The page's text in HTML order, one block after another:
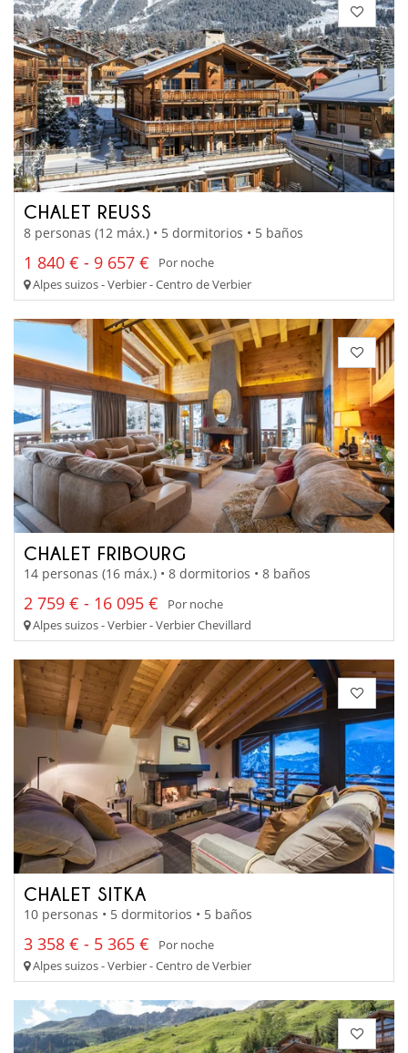
CHALET REUSS
8 personas (12 máx.) • 5 dormitorios • 5 baños
1 840 € - 9 657 €
Por noche
Alpes suizos - Verbier - Centro de Verbier
CHALET FRIBOURG
14 personas (16 máx.) • 8 dormitorios • 8 baños
2 759 € - 16 095 €
Por noche
Alpes suizos - Verbier - Verbier Chevillard
CHALET SITKA
10 personas • 5 dormitorios • 5 baños
3 358 € - 5 365 €
Por noche
Alpes suizos - Verbier - Centro de Verbier